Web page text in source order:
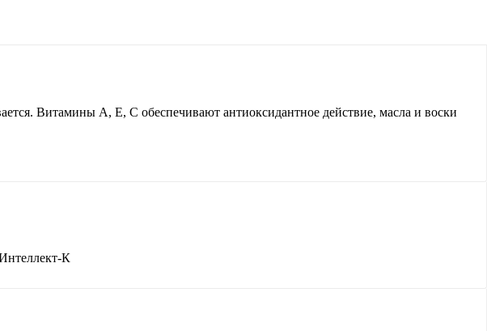
Витамины А, Е, С обеспечивают антиоксидантное действие, масла и воски
К